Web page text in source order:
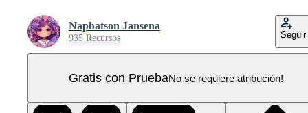
Naphatson Jansena
935 Recursos Seguir
Gratis con PruebaNo se requiere atribución!